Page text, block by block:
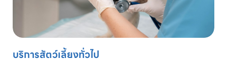
บริการสัตว์เลี้ยงทั่วไป